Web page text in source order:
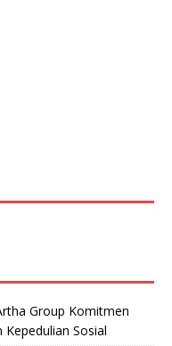
Group Komitmen
Sosial